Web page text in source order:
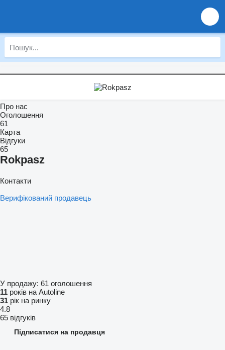
Про нас
Оголошення
61
Карта
Відгуки
65
Rokpasz
Контакти
Верифікований продавець
У продажу: 61 оголошення
11 років на Autoline
31 рік на ринку
4.8
65 відгуків
Підписатися на продавця